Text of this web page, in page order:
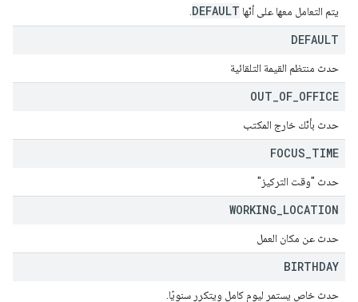
يتم التعامل معها على أنّها DEFAULT
DEFAULT
حدث منتظم القيمة التلقائية
OUT OF OFFICE
حدث بأنّك خارج المكتب
FOCUS TIME
حدث "وقت التركيز"
WORKING LOCATION
حدث عن مكان العمل
BIRTHDAY
حدث خاص يستمر ليوم كامل ويتكرر سنويًا.